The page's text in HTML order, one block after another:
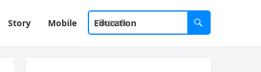
Story Mobile Education